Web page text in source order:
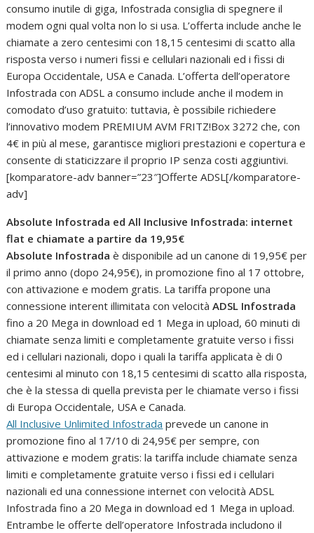
consumo inutile di giga, Infostrada consiglia di spegnere il
modem ogni qual volta non lo si usa. L’offerta include anche le
chiamate a zero centesimi con 18,15 centesimi di scatto alla
risposta verso i numeri fissi e cellulari nazionali ed i fissi di
Europa Occidentale, USA e Canada. L’offerta dell’operatore
Infostrada con ADSL a consumo include anche il modem in
comodato d’uso gratuito: tuttavia, è possibile richiedere
l’innovativo modem PREMIUM AVM FRITZ!Box 3272 che, con
4€ in più al mese, garantisce migliori prestazioni e copertura e
consente di staticizzare il proprio IP senza costi aggiuntivi.
[komparatore-adv banner=”23″]Offerte ADSL[/komparatore-
adv]
Absolute Infostrada ed All Inclusive Infostrada: internet
flat e chiamate a partire da 19,95€
Absolute Infostrada è disponibile ad un canone di 19,95€ per
il primo anno (dopo 24,95€), in promozione fino al 17 ottobre,
con attivazione e modem gratis. La tariffa propone una
connessione interent illimitata con velocitàADSL Infostrada
fino a 20 Mega in download ed 1 Mega in upload, 60 minuti di
chiamate senza limiti e completamente gratuite verso i fissi
ed i cellulari nazionali, dopo i quali la tariffa applicata è di 0
centesimi al minuto con 18,15 centesimi di scatto alla risposta,
che è la stessa di quella prevista per le chiamate verso i fissi
di Europa Occidentale, USA e Canada.
All Inclusive Unlimited Infostrada prevede un canone in
promozione fino al 17/10 di 24,95€ per sempre, con
attivazione e modem gratis: la tariffa include chiamate senza
limiti e completamente gratuite verso i fissi ed i cellulari
nazionali ed una connessione internet con velocità ADSL
Infostrada fino a 20 Mega in download ed 1 Mega in upload.
Entrambe le offerte dell’operatore Infostrada includono il